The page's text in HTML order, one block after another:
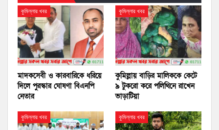
কুমিল্লার খবর
মাদকসেবী ও কারবারিকে ধরিয়ে
দিলে পুরস্কার ঘোষণা বিএনপি
নেতার
কুমিল্লার খবর
কুমিল্লায় বাড়ির মালিককে কেটে
৯ টুকরো করে পলিথিনে রাখেন
ভাড়াটিয়া
কুমিল্লার খবর কুমিল্লার খবর